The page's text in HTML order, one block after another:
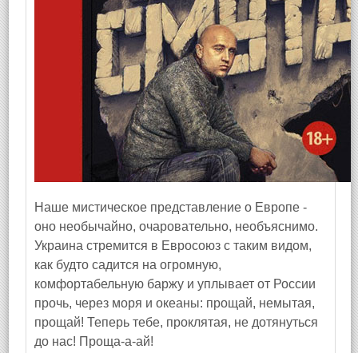
Наше мистическое представление о Европе -
оно необычайно, очаровательно, необъяснимо.
Украина стремится в Евросоюз с таким видом,
как будто садится на огромную,
комфортабельную баржу и уплывает от России
прочь, через моря и океаны: прощай, немытая,
прощай! Теперь тебе, проклятая, не дотянуться
до нас! Проща-а-ай!